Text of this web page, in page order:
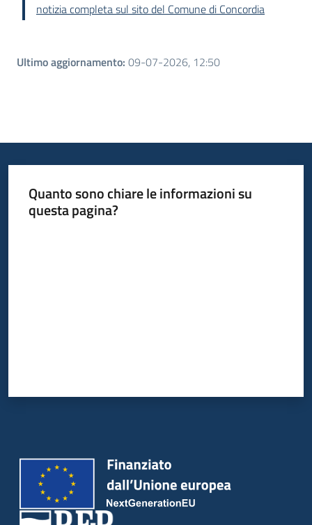
notizia completa sul sito del Comune di Concordia
Ultimo aggiornamento: 09-07-2026, 12:50
Quanto sono chiare le informazioni su
questa pagina?